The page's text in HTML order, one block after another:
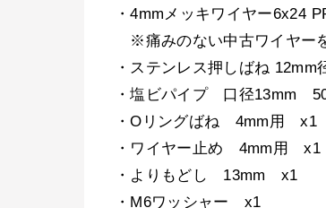
・4mmメッキワイヤー
※痛みのない中古ワイヤー
・ステンレス押しばね
・塩ビパイプ 口径13mm
・Oリングばね 4mm用 x1
・ワイヤー止め 4mm用 x1
・よりもどし 13mm x1
・M6ワッシャー x1